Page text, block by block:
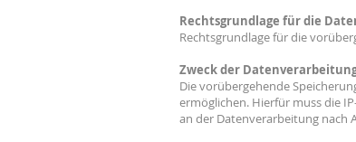
Rechtsgrundlage für die
Rechtsgrundlage für die
Zweck der
Die vorübergehende
ermöglichen. Hierfür muss die
an der Datenverarbeitung nach